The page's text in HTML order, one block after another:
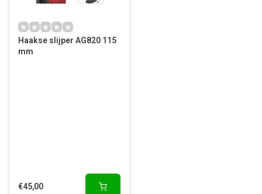
Haakse slijper AG820 115
mm
€45,00